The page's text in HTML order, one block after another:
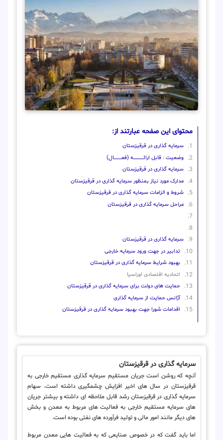
محتوای این صفحه عبارتند از:
سرمایه گذاری در قرقیزستان
وضعیت : قابل ارائــــــــــــــــــــه (فعـــــــــــــــال)
سرمایه گذاری در قرقیزستان
مدارک مورد نیاز بمنظور سرمایه گذاری در قرقیزستان
شروط و الزامات سرمایه گذاری در قرقیزستان
مراحل سرمایه گذاری در قرقیزستان
سرمایه گذاری در قرقیزستان
تدابیر در جهت ورود سرمایه خارجی
بهبود شرایط سرمایه گذاری در قرقیزستان
اتحادیه اقتصادی اوراسیا
حمایت های دولت برای سرمایه گذاری در قرقیزستان
آژانس حمایت از سرمایه گذاری
اقدامات شورا جهت بهبود سرمایه گذاری در قرقیزستان
سرمایه گذاری در قرقیزستان
آنچه که روشن است جریان مستقیم سرمایه گذاری مستقیم خارجی به
قرقیزستان در سال های اخیر افزایش چشمگیری داشته است. سهام
سرمایه گذاری در قرقیزستان رشد قابل ملاحظه ای داشته و بیشتر جریان
های سرمایه مستقیم خارجی به فعالیت های مربوط به معدن و بخش
های دیگر مانند امور مالی و تولید فرآورده های نفتی بوده است.
اما باید گفت که در خصوص صنایعی که به فعالیت هایی معدن مربوط